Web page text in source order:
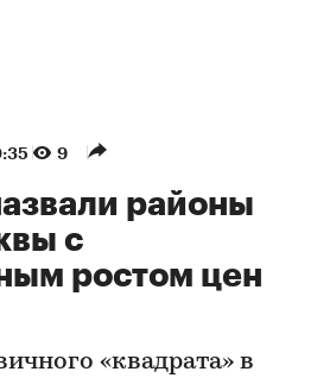
9
районы
с
ростом цен
«квадрата» в